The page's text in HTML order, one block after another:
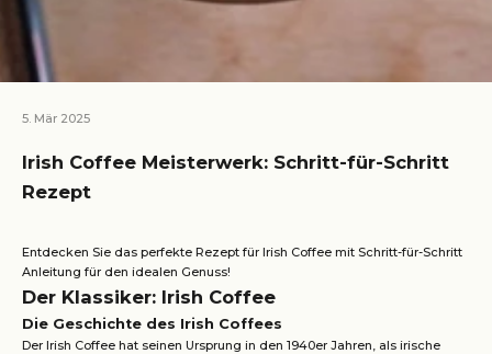
5. Mär 2025
Irish Coffee Meisterwerk: Schritt-für-Schritt
Rezept
Entdecken Sie das perfekte Rezept für Irish Coffee mit Schritt-für-Schritt
Anleitung für den idealen Genuss!
Der Klassiker: Irish Coffee
Die Geschichte des Irish Coffees
Der Irish Coffee hat seinen Ursprung in den 1940er Jahren, als irische